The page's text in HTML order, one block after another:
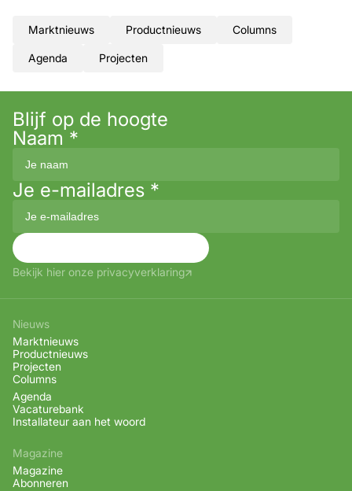
Marktnieuws Productnieuws Columns
Agenda Projecten
Blijf op de hoogte
Naam *
Je e-mailadres *
Bekijk hier onze privacyverklaring
Nieuws
Marktnieuws
Productnieuws
Projecten
Columns
Agenda
Vacaturebank
Installateur aan het woord
Magazine
Magazine
Abonneren